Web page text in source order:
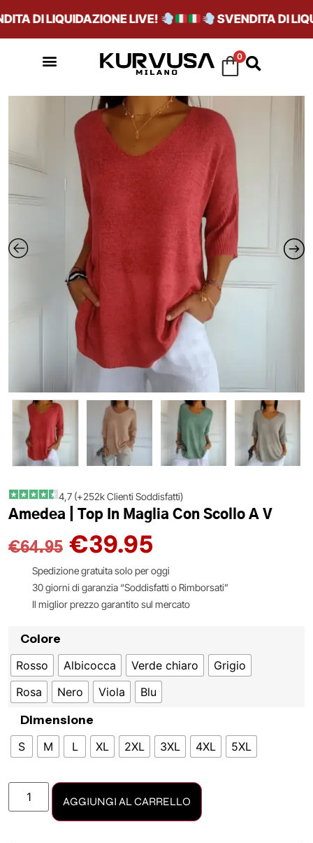
DI LIQUIDAZIONE LIVE! SVENDITA DI
0
4,7 (+252k Clienti Soddisfatti)
Amedea | Top In Maglia Con Scollo A V
€64.95 €39.95
Spedizione gratuita solo per oggi
30 giorni di garanzia “Soddisfatti o Rimborsati”
Il miglior prezzo garantito sul mercato
Colore
Rosso
Albicocca Verde chiaro
Grigio
Rosa
Nero Viola
Blu
Dimensione
S
M L XL 2XL 3XL 4XL 5XL
AGGIUNGI AL CARRELLO